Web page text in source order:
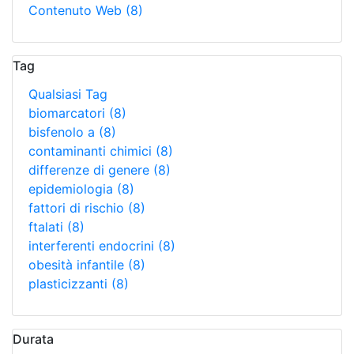
Contenuto Web (8)
Tag
Qualsiasi Tag
biomarcatori (8)
bisfenolo a (8)
contaminanti chimici (8)
differenze di genere (8)
epidemiologia (8)
fattori di rischio (8)
ftalati (8)
interferenti endocrini (8)
obesità infantile (8)
plasticizzanti (8)
Durata